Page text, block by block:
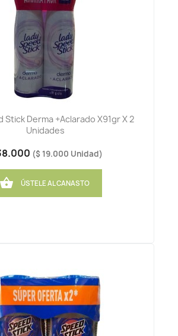
Stick Derma +Aclarado X91gr X 2
Unidades
($ 19.000 Unidad)
 ÚSTELE AL CANASTO